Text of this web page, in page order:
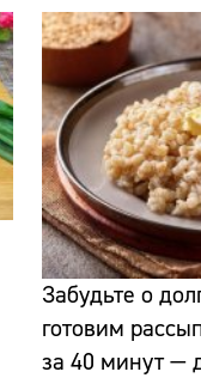
Забудьте о
готовим
за 40 минут —